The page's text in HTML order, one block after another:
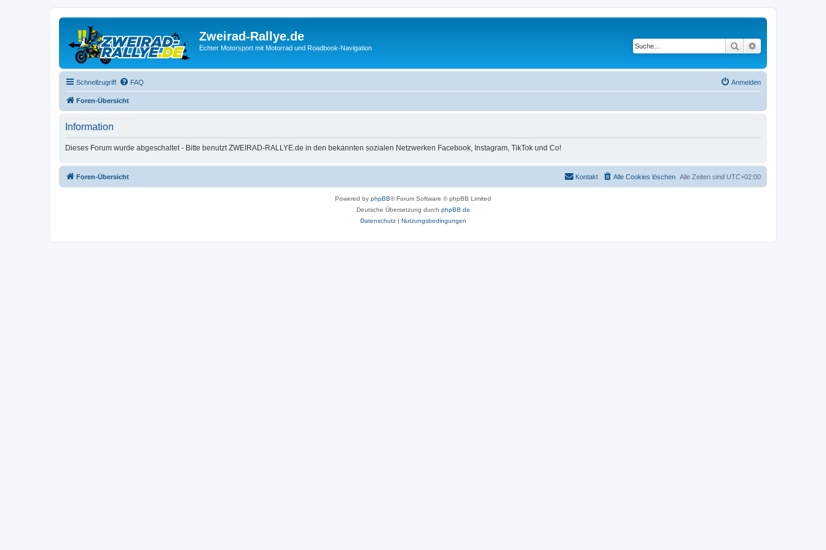
Zweirad-Rallye.de
Echter Motorsport mit Motorrad und Roadbook-Navigation Suche
Schnellzugriff FAQ Anmelden
Foren-Übersicht
Information
Dieses Forum wurde abgeschaltet - Bitte benutzt ZWEIRAD-RALLYE.de in den bekannten sozialen Netzwerken Facebook, Instagram, TikTok und Co!
Foren-Übersicht Alle Zeiten sind UTC+02:00
Alle Cookies löschen
Kontakt
Powered by phpBB® Forum Software © phpBB Limited
Deutsche Übersetzung durch phpBB.de
Datenschutz| Nutzungsbedingungen